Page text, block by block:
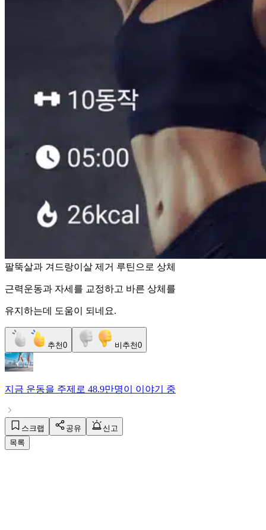
팔뚝살과 겨드랑이살 제거 루틴으로 상체
근력운동과 자세를 교정하고 바른 상체를
유지하는데 도움이 되네요.
추천0 비추천0
지금 운동을 주제로 48.9만명이 이야기 중
스크랩 공유
신고
목록